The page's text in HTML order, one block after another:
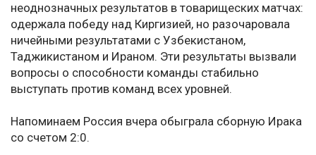
неоднозначных результатов в товарищеских матчах:
одержала победу над Киргизией, но разочаровала
ничейными результатами с Узбекистаном,
Таджикистаном и Ираном. Эти результаты вызвали
вопросы о способности команды стабильно
выступать против команд всех уровней.
Напоминаем Россия вчера обыграла сборную Ирака
со счетом 2:0.